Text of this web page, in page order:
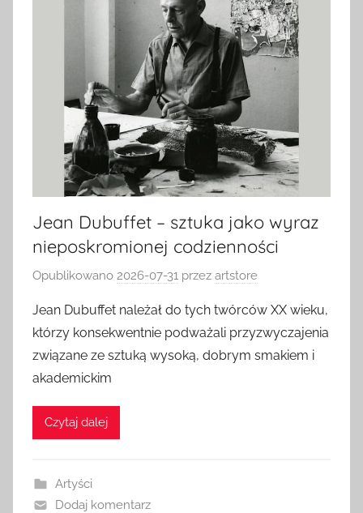
Jean Dubuffet – sztuka jako wyraz
nieposkromionej codzienności
Opublikowano 2026-07-31 przez artstore
Jean Dubuffet należał do tych twórców XX wieku,
którzy konsekwentnie podważali przyzwyczajenia
związane ze sztuką wysoką, dobrym smakiem i
akademickim
Czytaj dalej
Artyści
Dodaj komentarz